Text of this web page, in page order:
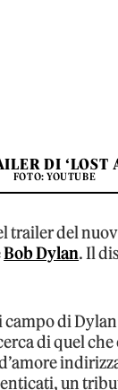
DI ‘LOST
FOTO: YOUTUBE
trailer del
Bob Dylan. Il
campo di
di quel
un